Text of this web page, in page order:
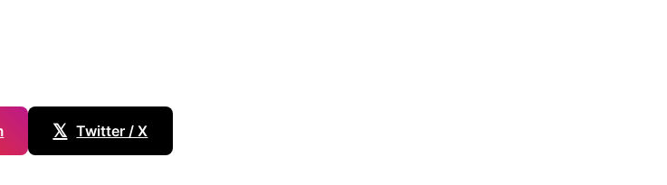
𝕏 Twitter / X